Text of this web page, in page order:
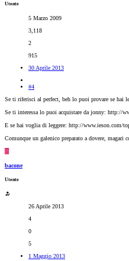
Utente
5 Marzo 2009
3,118
2
915
30 Aprile 2013
#4
Se ti riferisci al perfect, beh lo puoi provare se hai
Se ti interessa lo puoi acquistare da jonny: http://
E se hai voglia di leggere: http://www.ieson.com/
Comunque un galenico preparato a dovere, magari
B
bacone
Utente
26 Aprile 2013
4
0
5
1 Maggio 2013